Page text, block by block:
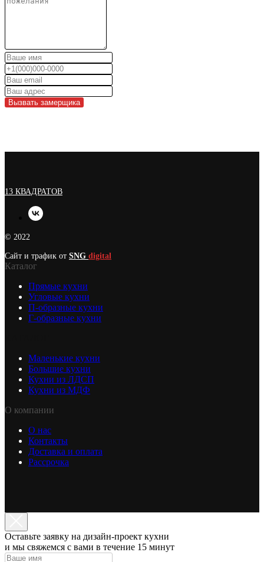
Вызвать замерщика
13 КВАДРАТОВ
© 2022
Сайт и трафик от SNG digital
Каталог
Прямые кухни
Угловые кухни
П-образные кухни
Г-образные кухни
Маленькие кухни
Большие кухни
Кухни из ЛДСП
Кухни из МДФ
О компании
О нас
Контакты
Доставка и оплата
Рассрочка
Оставьте заявку на дизайн-проект кухни
и мы свяжемся с вами в течение 15 минут